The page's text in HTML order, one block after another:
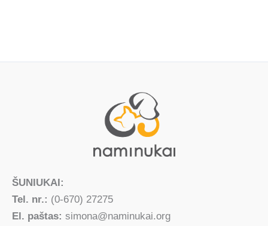
ŠUNIUKAI:
Tel. nr.: (0-670) 27275
El. paštas: simona@naminukai.org